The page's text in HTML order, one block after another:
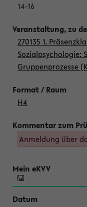
14-16
270135 1.
Sozialpsychologie:
Gruppenprozesse
H4
Anmeldung über